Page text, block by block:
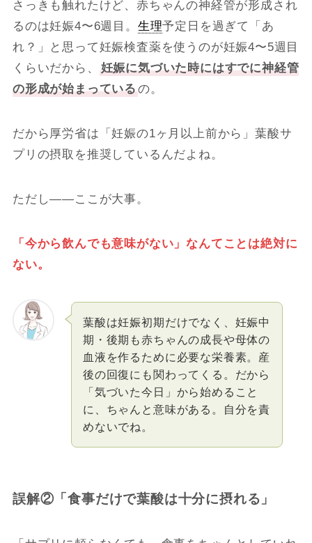
さっきも触れたけど、赤ちゃんの神経管が形成され
るのは妊娠4〜6週目。 生理予定日を過ぎて「あ
れ？」と思って妊娠検査薬を使うのが妊娠4〜5週目
くらいだから、
妊娠に気づいた時にはすでに神経管
の形成が始まっているの。
だから厚労省は「妊娠の1ヶ月以上前から」葉酸サ
プリの摂取を推奨しているんだよね。
ただし——ここが大事。
「今から飲んでも意味がない」なんてことは絶対に
ない。
葉酸は妊娠初期だけでなく、妊娠中
期・後期も赤ちゃんの成長や母体の
血液を作るために必要な栄養素。産
後の回復にも関わってくる。だから
「気づいた今日」から始めること
に、ちゃんと意味がある。自分を責
めないでね。
誤解②「食事だけで葉酸は十分に摂れる」